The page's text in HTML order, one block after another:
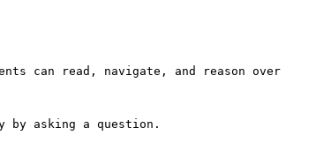
can read, navigate, and reason over
by asking a question.